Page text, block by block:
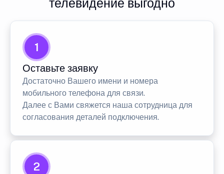
телевидение выгодно
1
Оставьте заявку
Достаточно Вашего имени и номера
мобильного телефона для связи.
Далее с Вами свяжется наша сотрудница для
согласования деталей подключения.
2